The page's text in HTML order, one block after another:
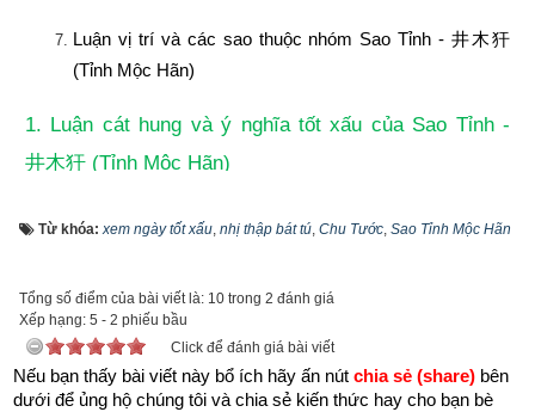
Luận vị trí và các sao thuộc nhóm Sao Tỉnh - 井木犴
(Tỉnh Mộc Hãn)
井木犴 (Tỉnh Mộc Hãn)
Từ khóa:xem ngày tốt xấu, nhị thập bát tú, Chu Tước, Sao Tỉnh Mộc Hãn
Tổng số điểm của bài viết là: 10 trong 2 đánh giá
Xếp hạng: 5 - 2 phiếu bầu
Click để đánh giá bài viết
Nếu bạn thấy bài viết này bổ ích hãy ấn nút chia sẻ (share) bên
dưới để ủng hộ chúng tôi và chia sẻ kiến thức hay cho bạn bè